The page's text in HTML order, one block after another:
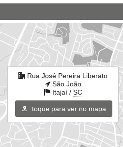
Rua José Pereira Liberato
São João
Itajaí / SC
toque para ver no mapa